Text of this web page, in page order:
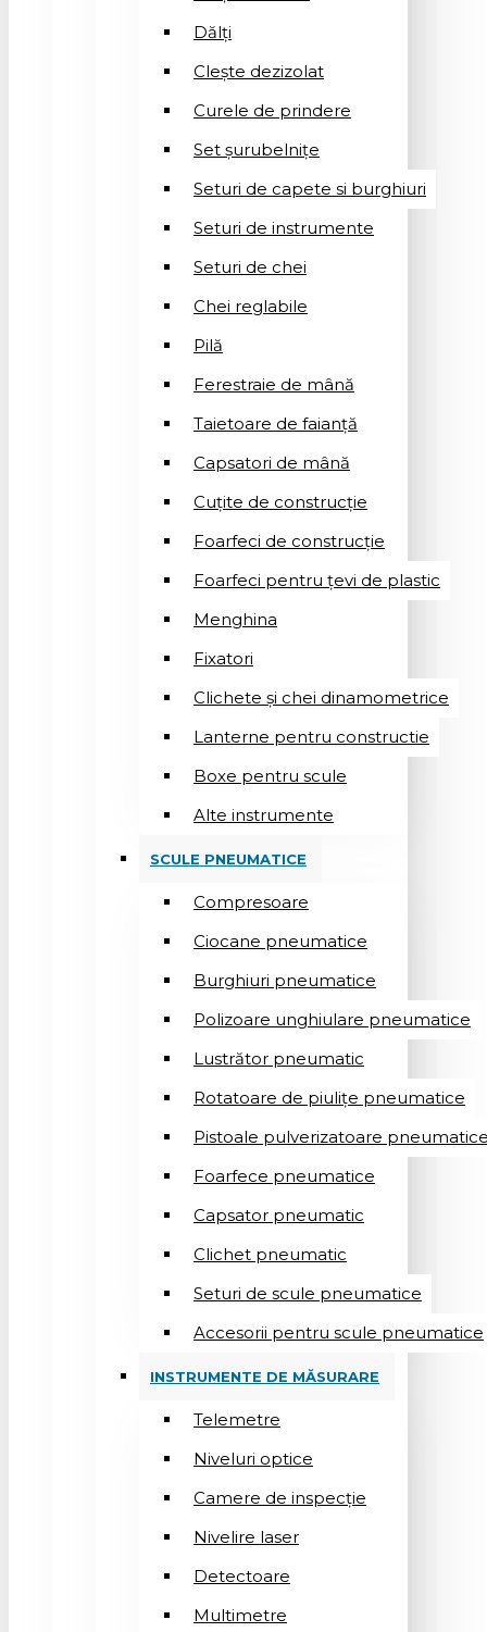
Dălți
Clește dezizolat
Curele de prindere
Set șurubelnițe
Seturi de capete si burghiuri
Seturi de instrumente
Seturi de chei
Chei reglabile
Pilă
Ferestraie de mână
Taietoare de faianță
Capsatori de mână
Cuțite de construcție
Foarfeci de construcție
Foarfeci pentru țevi de plastic
Menghina
Fixatori
Clichete și chei dinamometrice
Lanterne pentru constructie
Boxe pentru scule
Alte instrumente
SCULE PNEUMATICE
Compresoare
Ciocane pneumatice
Burghiuri pneumatice
Polizoare unghiulare pneumatice
Lustrător pneumatic
Rotatoare de piulițe pneumatice
Pistoale pulverizatoare
Foarfece pneumatice
Capsator pneumatic
Clichet pneumatic
Seturi de scule pneumatice
Accesorii pentru scule pneumatice
INSTRUMENTE DE MĂSURARE
Telemetre
Niveluri optice
Camere de inspecție
Nivelire laser
Detectoare
Multimetre